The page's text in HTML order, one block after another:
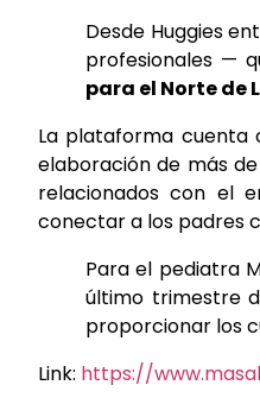
Desde Huggies
profesionales —
para el Norte de
La plataforma cuenta
elaboración de más
relacionados con el
conectar a los padres
Para el pediatra
último trimestre
proporcionar los
Link: https://